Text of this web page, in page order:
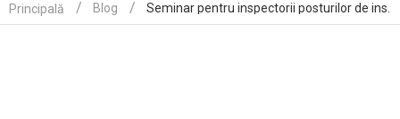
DESPRE NOI
Principală Blog